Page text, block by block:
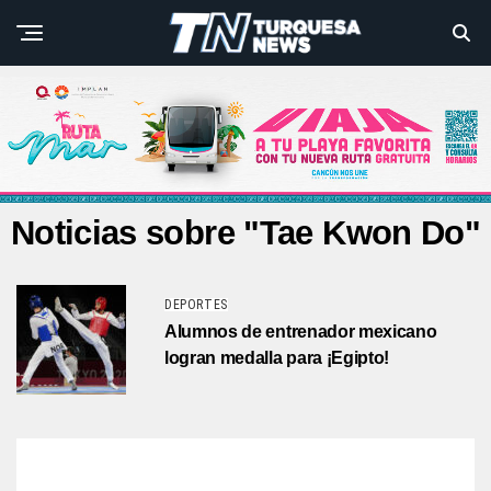
Noticias sobre "Tae Kwon Do"
DEPORTES
Alumnos de entrenador mexicano
logran medalla para ¡Egipto!